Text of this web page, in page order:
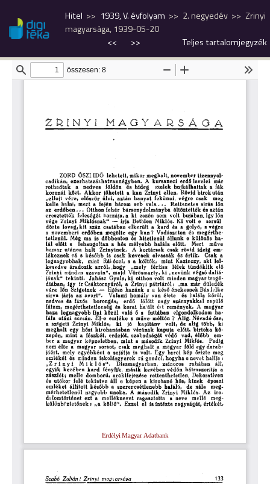
Hitel 1939, V. évfolyam 2. negyedév
Zrinyi
magyarsága, 1939-05-20
<<
>> Teljes tartalomjegyzék